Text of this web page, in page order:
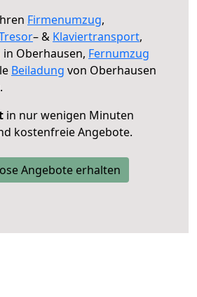
Firmenumzug,
– & Klaviertransport,
in Oberhausen, Fernumzug
Beiladung von Oberhausen
in nur wenigen Minuten
kostenfreie Angebote.
Angebote erhalten